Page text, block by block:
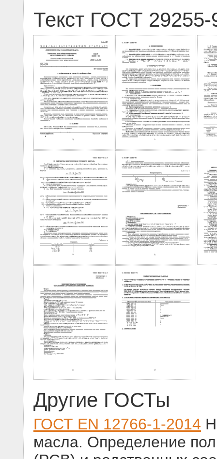
Текст ГОСТ 29255-
Другие ГОСТы
ГОСТ EN 12766-1-2014
масла. Определение